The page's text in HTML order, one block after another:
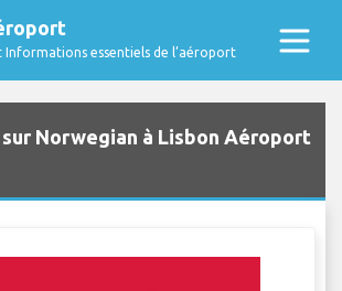
Informations essentiels de l’aéroport
Norwegian à Lisbon Aéroport